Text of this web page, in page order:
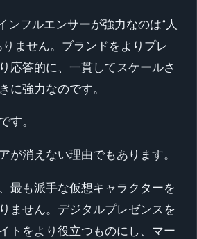
ンフルエンサーが強力なのは“人
ません。ブランドをよりプレ
応答的に、一貫してスケールさ
に強力なのです。
す。
が消えない理由でもあります。
最も派手な仮想キャラクターを
ません。デジタルプレゼンスを
トをより役立つものにし、マー